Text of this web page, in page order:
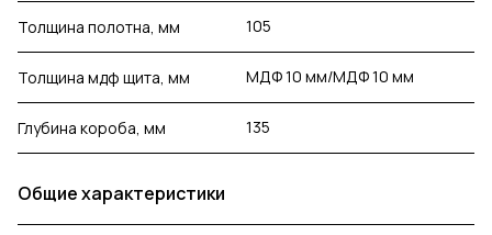
Толщина полотна, мм 105
Толщина мдф щита, мм МДФ 10 мм/МДФ 10 мм
Глубина короба, мм 135
Общие характеристики